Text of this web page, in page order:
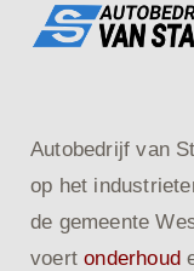
Autobedrijf van
op het
de gemeente
voertonderhoud